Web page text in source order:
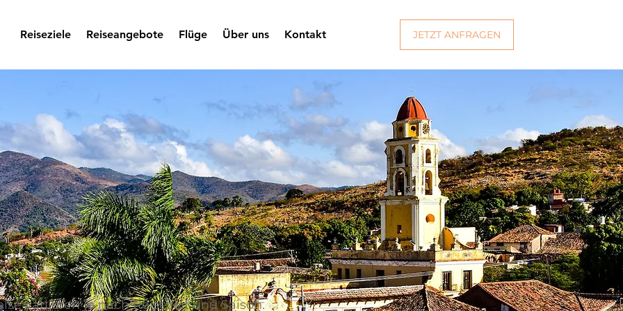
Reiseziele Reiseangebote Flüge Über uns Kontakt JETZT ANFRAGEN
variieren je nach Reisezeit und Saison.